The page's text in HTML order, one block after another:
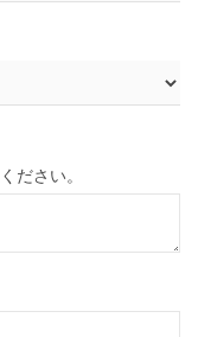
ださい。